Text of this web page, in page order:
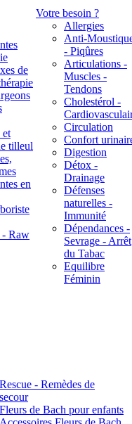
de
et
tilleul
en
- Raw
Votre besoin ?
Allergies
Anti-
- Piqûres
Articulations -
Muscles -
Tendons
Cholestérol -
Circulation
Confort
Digestion
Détox -
Drainage
Défenses
naturelles -
Immunité
Dépendances -
Sevrage - Arrêt
du Tabac
Equilibre
Féminin
Rescue - Remèdes de
secour
Fleurs de Bach pour enfants